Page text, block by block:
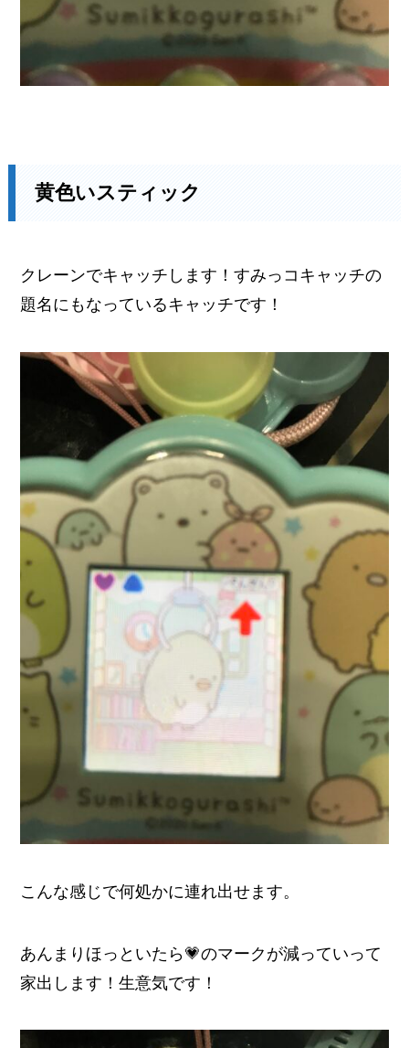
黄色いスティック
クレーンでキャッチします！すみっコキャッチの
題名にもなっているキャッチです！
こんな感じで何処かに連れ出せます。
あんまりほっといたら💗のマークが減っていって
家出します！生意気です！